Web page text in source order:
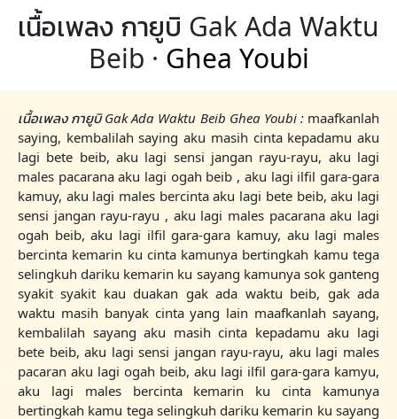
เนื้อเพลง กายูบิ Gak Ada Waktu
Beib · Ghea Youbi
เนื้อเพลง กายูบิ Gak Ada Waktu Beib Ghea Youbi : maafkanlah
saying, kembalilah saying aku masih cinta kepadamu aku
lagi bete beib, aku lagi sensi jangan rayu-rayu, aku lagi
males pacarana aku lagi ogah beib , aku lagi ilfil gara-gara
kamuy, aku lagi males bercinta aku lagi bete beib, aku lagi
sensi jangan rayu-rayu , aku lagi males pacarana aku lagi
ogah beib, aku lagi ilfil gara-gara kamuy, aku lagi males
bercinta kemarin ku cinta kamunya bertingkah kamu tega
selingkuh dariku kemarin ku sayang kamunya sok ganteng
syakit syakit kau duakan gak ada waktu beib, gak ada
waktu masih banyak cinta yang lain maafkanlah sayang,
kembalilah sayang aku masih cinta kepadamu aku lagi
bete beib, aku lagi sensi jangan rayu-rayu, aku lagi males
pacaran aku lagi ogah beib, aku lagi ilfil gara-gara kamyu,
aku lagi males bercinta kemarin ku cinta kamunya
bertingkah kamu tega selingkuh dariku kemarin ku sayang